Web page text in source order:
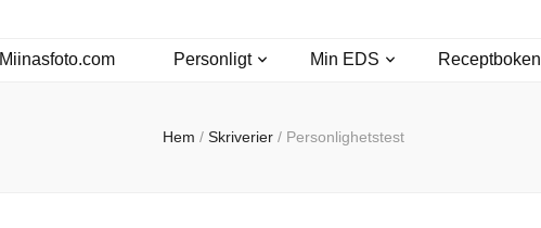
Miinasfoto.com Personligt Min EDS Receptboken
Hem / Skriverier / Personlighetstest